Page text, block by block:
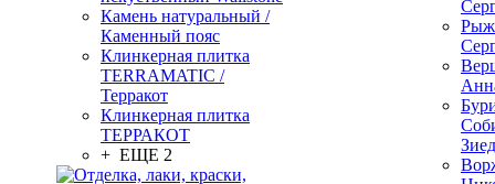
Камень натуральный /
Каменный пояс
Клинкерная плитка
TERRAMATIC /
Терракот
Клинкерная плитка
ТЕРРАКОТ
+ ЕЩЕ 2